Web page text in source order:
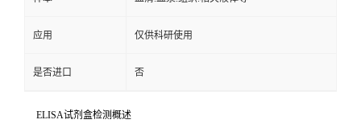
应用 仅供科研使用
是否进口 否
ELISA试剂盒检测概述